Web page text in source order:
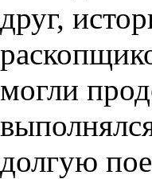
друг,
могли
долгую